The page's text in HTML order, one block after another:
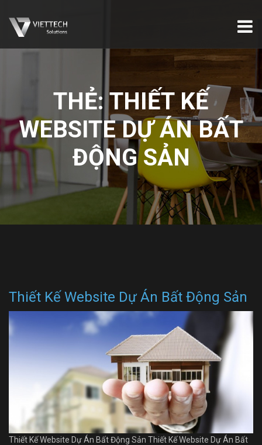
THẺ: THIẾT KẾ
WEBSITE DỰ ÁN BẤT
ĐỘNG SẢN
Thiết Kế Website Dự Án Bất Động Sản
Thiết Kế Website Dự Án Bất Động Sản Thiết Kế Website Dự Án Bất